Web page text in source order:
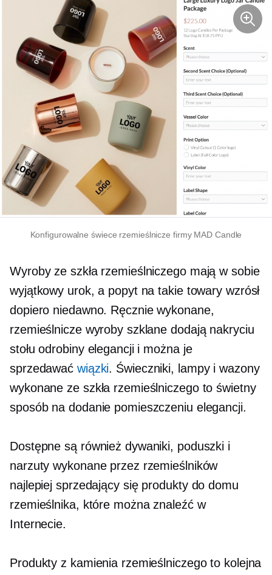
Konfigurowalne świece rzemieślnicze firmy MAD Candle
Wyroby ze szkła rzemieślniczego mają w sobie
wyjątkowy urok, a popyt na takie towary wzrósł
dopiero niedawno. Ręcznie wykonane,
rzemieślnicze wyroby szklane dodają nakryciu
stołu odrobiny elegancji i można je
sprzedawać wiązki. Świeczniki, lampy i wazony
wykonane ze szkła rzemieślniczego to świetny
sposób na dodanie pomieszczeniu elegancji.
Dostępne są również dywaniki, poduszki i
narzuty wykonane przez rzemieślników
najlepiej sprzedający sięprodukty do domu
rzemieślnika, które można znaleźć w
Internecie.
Produkty z kamienia rzemieślniczego to kolejna